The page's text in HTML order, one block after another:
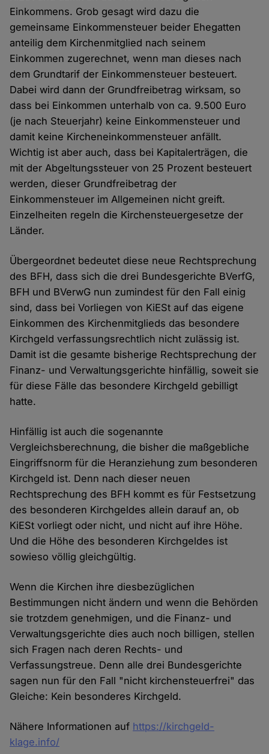
Einkommens. Grob gesagt wird dazu die
gemeinsame Einkommensteuer beider Ehegatten
anteilig dem Kirchenmitglied nach seinem
Einkommen zugerechnet, wenn man dieses nach
dem Grundtarif der Einkommensteuer besteuert.
Dabei wird dann der Grundfreibetrag wirksam, so
dass bei Einkommen unterhalb von ca. 9.500 Euro
(je nach Steuerjahr) keine Einkommensteuer und
damit keine Kircheneinkommensteuer anfällt.
Wichtig ist aber auch, dass bei Kapitalerträgen, die
mit der Abgeltungssteuer von 25 Prozent besteuert
werden, dieser Grundfreibetrag der
Einkommensteuer im Allgemeinen nicht greift.
Einzelheiten regeln die Kirchensteuergesetze der
Länder.
Übergeordnet bedeutet diese neue Rechtsprechung
des BFH, dass sich die drei Bundesgerichte BVerfG,
BFH und BVerwG nun zumindest für den Fall einig
sind, dass bei Vorliegen von KiESt auf das eigene
Einkommen des Kirchenmitglieds das besondere
Kirchgeld verfassungsrechtlich nicht zulässig ist.
Damit ist die gesamte bisherige Rechtsprechung der
Finanz- und Verwaltungsgerichte hinfällig, soweit sie
für diese Fälle das besondere Kirchgeld gebilligt
hatte.
Hinfällig ist auch die sogenannte
Vergleichsberechnung, die bisher die maßgebliche
Eingriffsnorm für die Heranziehung zum besonderen
Kirchgeld ist. Denn nach dieser neuen
Rechtsprechung des BFH kommt es für Festsetzung
des besonderen Kirchgeldes allein darauf an, ob
KiESt vorliegt oder nicht, und nicht auf ihre Höhe.
Und die Höhe des besonderen Kirchgeldes ist
sowieso völlig gleichgültig.
Wenn die Kirchen ihre diesbezüglichen
Bestimmungen nicht ändern und wenn die Behörden
sie trotzdem genehmigen, und die Finanz- und
Verwaltungsgerichte dies auch noch billigen, stellen
sich Fragen nach deren Rechts- und
Verfassungstreue. Denn alle drei Bundesgerichte
sagen nun für den Fall "nicht kirchensteuerfrei" das
Gleiche: Kein besonderes Kirchgeld.
Nähere Informationen auf https://kirchgeld-
klage.info/